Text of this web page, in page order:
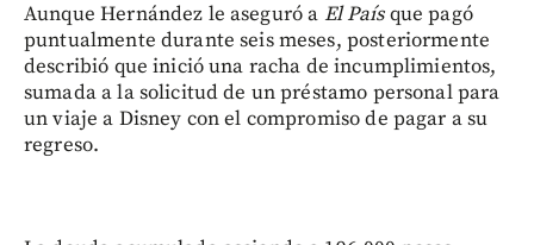
Aunque Hernández le aseguró a El Paísque pagó
puntualmente durante seis meses, posteriormente
describió que inició una racha de incumplimientos,
sumada a la solicitud de un préstamo personal para
un viaje a Disney con el compromiso de pagar a su
regreso.